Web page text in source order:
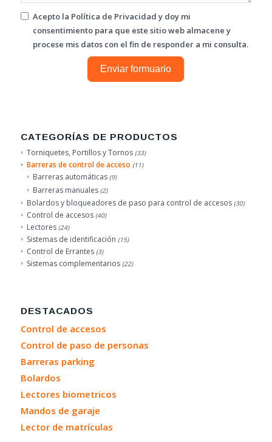
Acepto la Política de Privacidad y doy mi
consentimiento para que este sitio web almacene y
procese mis datos con el fin de responder a mi consulta.
Enviar formuario
CATEGORÍAS DE PRODUCTOS
Torniquetes, Portillos y Tornos (33)
Barreras de control de acceso (11)
Barreras automáticas (9)
Barreras manuales (2)
Bolardos y bloqueadores de paso para control de accesos (30)
Control de accesos (40)
Lectores (24)
Sistemas de identificación (15)
Control de Errantes (3)
Sistemas complementarios (22)
DESTACADOS
Control de accesos
Control de paso de personas
Barreras parking
Bolardos
Lectores biometricos
Mandos de garaje
Lector de matrículas